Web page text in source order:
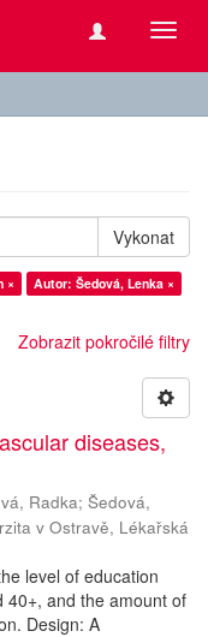
Vykonat
×
Autor: Šedová, Lenka ×
Zobrazit pokročilé filtry
diseases,
Radka; Šedová,
v Ostravě, Lékařská
level of education
40+, and the amount of
Design: A